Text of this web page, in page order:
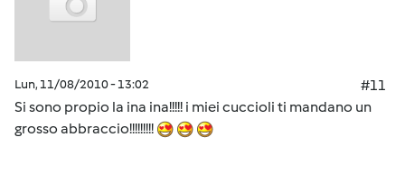
Lun, 11/08/2010 - 13:02
#11
Si sono propio la ina ina!!!!! i miei cuccioli ti mandano un
grosso abbraccio!!!!!!!!!